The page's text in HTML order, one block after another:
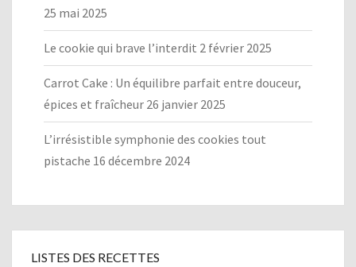
25 mai 2025
Le cookie qui brave l’interdit 2 février 2025
Carrot Cake : Un équilibre parfait entre douceur,
épices et fraîcheur 26 janvier 2025
L’irrésistible symphonie des cookies tout
pistache 16 décembre 2024
LISTES DES RECETTES